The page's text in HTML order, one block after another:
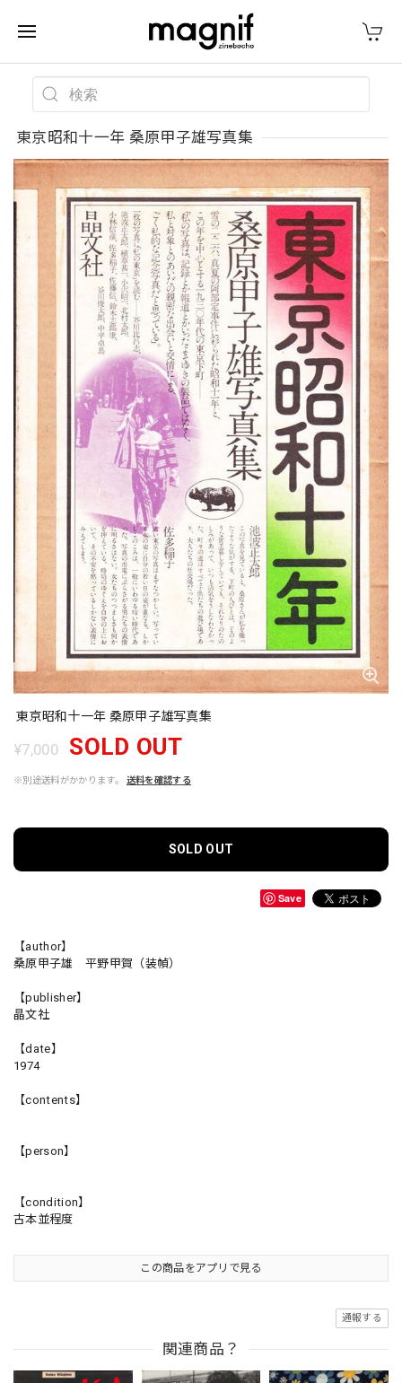
東京昭和十一年 桑原甲子雄写真集
東京昭和十一年 桑原甲子雄写真集
¥7,000 SOLD OUT
※別途送料がかかります。 送料を確認する
SOLD OUT
Save
【author】
桑原甲子雄 平野甲賀（装幀）
【publisher】
晶文社
【date】
1974
【contents】
【person】
【condition】
古本並程度
この商品をアプリで見る
通報する
関連商品？